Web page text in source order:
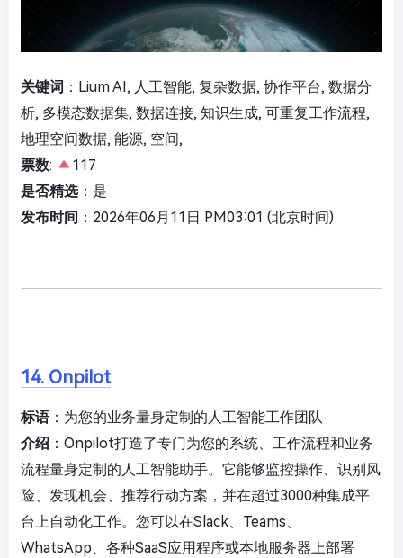
关键词 ：Lium AI, 人工智能, 复杂数据, 协作平台, 数据分
析, 多模态数据集, 数据连接, 知识生成, 可重复工作流程,
地理空间数据, 能源, 空间,
票数:
117
是否精选：是
发布时间 ：2026年06月11日 PM03:01 (北京时间)
14. Onpilot
标语：为您的业务量身定制的人工智能工作团队
介绍 ：Onpilot打造了专门为您的系统、工作流程和业务
流程量身定制的人工智能助手。它能够监控操作、识别风
险、发现机会、推荐行动方案，并在超过3000种集成平
台上自动化工作。您可以在Slack、Teams、
WhatsApp、各种SaaS应用程序或本地服务器上部署